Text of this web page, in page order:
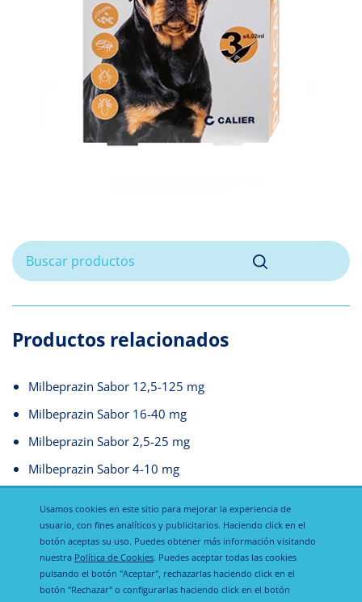
Productos relacionados
Milbeprazin Sabor 12,5-125 mg
Milbeprazin Sabor 16-40 mg
Milbeprazin Sabor 2,5-25 mg
Milbeprazin Sabor 4-10 mg
Usamos cookies en este sitio para mejorar la experiencia de
usuario, con fines analíticos y publicitarios. Haciendo click en el
botón aceptas su uso. Puedes obtener más información visitando
nuestra Política de Cookies. Puedes aceptar todas las cookies
pulsando el botón "Aceptar", rechazarlas haciendo click en el
botón "Rechazar" o configurarlas haciendo click en el botón